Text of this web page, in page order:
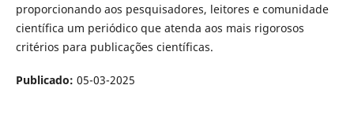
proporcionando aos pesquisadores, leitores e comunidade
científica um periódico que atenda aos mais rigorosos
critérios para publicações científicas.
Publicado: 05-03-2025